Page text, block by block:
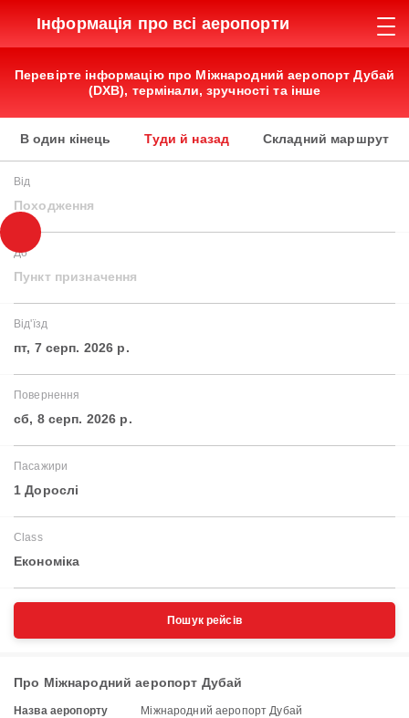
Інформація про всі аеропорти
Перевірте інформацію про Міжнародний аеропорт Дубай
(DXB), термінали, зручності та інше
В один кінець Туди й назад Складний маршрут
Від
Походження
До
Пункт призначення
Від'їзд
пт, 7 серп. 2026 р.
Повернення
сб, 8 серп. 2026 р.
Пасажири
1 Дорослі
Class
Економіка
Пошук рейсів
Про Міжнародний аеропорт Дубай
Назва аеропорту Міжнародний аеропорт Дубай